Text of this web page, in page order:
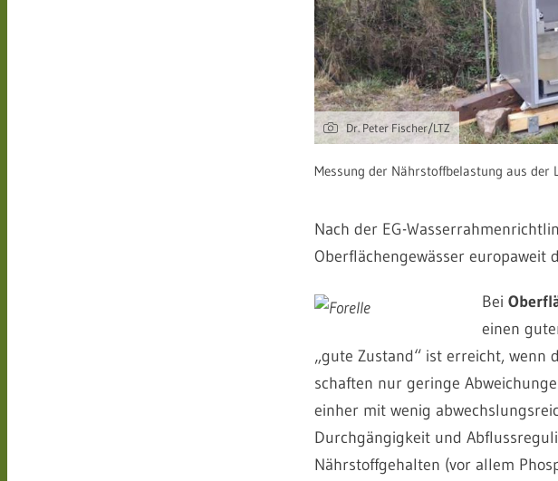
Dr. Peter Fischer/LTZ
Messung der Nährstoffbelastung aus der
Nach der EG-
Oberflächengewässer europaweit
Bei
einen
„gute Zustand“ ist erreicht, wenn
schaften nur geringe
einher mit wenig
Durchgängigkeit und
Nährstoffgehalten (vor allem